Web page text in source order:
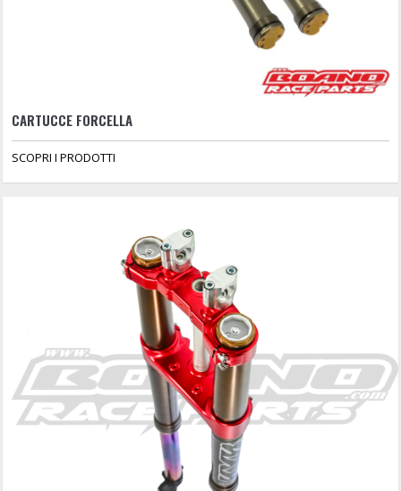
CARTUCCE FORCELLA
SCOPRI I PRODOTTI